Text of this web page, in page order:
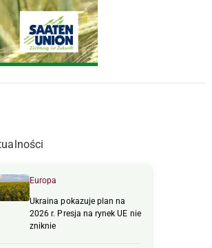
Europa
Ukraina pokazuje plan na
2026 r. Presja na rynek UE nie
zniknie